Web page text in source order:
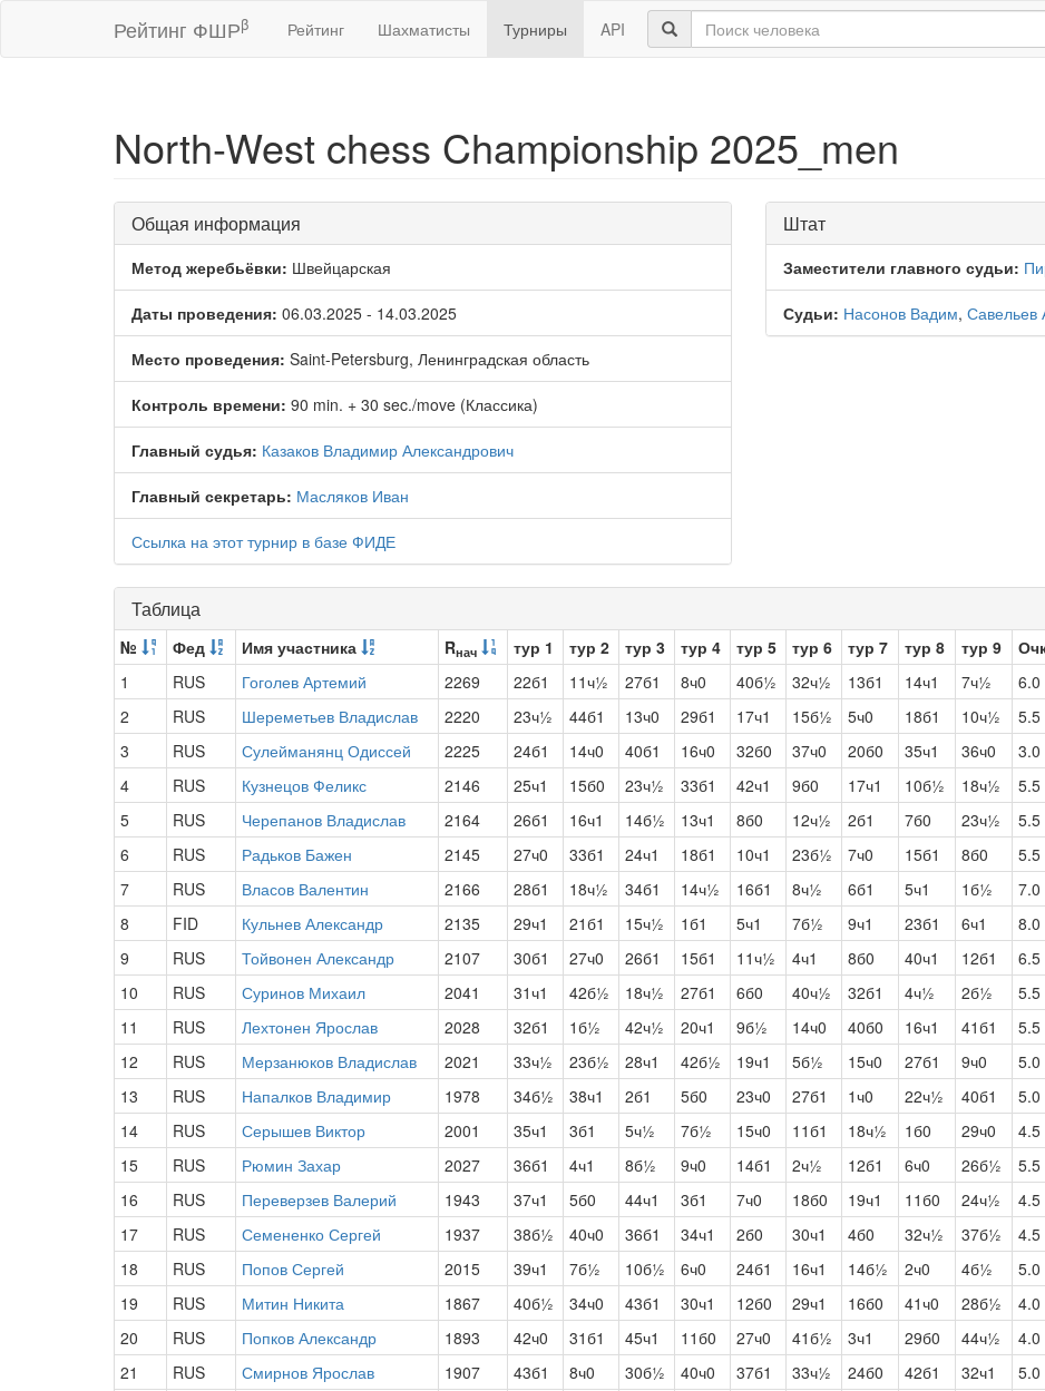
Рейтинг ФШРβ Рейтинг Шахматисты Турниры API
North-West chess Championship 2025_men
Общая информация
Метод жеребьёвки: Швейцарская
Даты проведения: 06.03.2025 - 14.03.2025
Место проведения: Saint-Petersburg, Ленинградская область
Контроль времени: 90 min. + 30 sec./move (Классика)
Главный судья: Казаков Владимир Александрович
Главный секретарь: Масляков Иван
Ссылка на этот турнир в базе ФИДЕ
Штат
Заместители главного судьи:
Судьи: Насонов Вадим, Савельев
Таблица
№ Фед Имя участника Rнач тур 1 тур 2 тур 3 тур 4 тур 5 тур 6 тур 7 тур 8 тур 9
1
RUS Гоголев Артемий 2269 22б1 11ч½ 27б1 8ч0 40б½ 32ч½ 13б1 14ч1 7ч½ 6.0
2
RUS Шереметьев Владислав 2220 23ч½ 44б1 13ч0 29б1 17ч1 15б½ 5ч0 18б1 10ч½ 5.5
3
RUS Сулейманянц Одиссей 2225 24б1 14ч0 40б1 16ч0 32б0 37ч0 20б0 35ч1 36ч0 3.0
4
RUS Кузнецов Феликс 2146 25ч1 15б0 23ч½ 33б1 42ч1 9б0 17ч1 10б½ 18ч½ 5.5
5
RUS Черепанов Владислав 2164 26б1 16ч1 14б½ 13ч1 8б0 12ч½ 2б1 7б0 23ч½ 5.5
6
RUS Радьков Бажен 2145 27ч0 33б1 24ч1 18б1 10ч1 23б½ 7ч0 15б1 8б0 5.5
7
RUS Власов Валентин 2166 28б1 18ч½ 34б1 14ч½ 16б1 8ч½ 6б1 5ч1 1б½ 7.0
8
FID Кульнев Александр 2135 29ч1 21б1 15ч½ 1б1 5ч1 7б½ 9ч1 23б1 6ч1 8.0
9
RUS Тойвонен Александр 2107 30б1 27ч0 26б1 15б1 11ч½ 4ч1 8б0 40ч1 12б1 6.5
10
RUS Суринов Михаил 2041 31ч1 42б½ 18ч½ 27б1 6б0 40ч½ 32б1 4ч½ 2б½ 5.5
11
RUS Лехтонен Ярослав 2028 32б1 1б½ 42ч½ 20ч1 9б½ 14ч0 40б0 16ч1 41б1 5.5
12
RUS Мерзанюков Владислав 2021 33ч½ 23б½ 28ч1 42б½ 19ч1 5б½ 15ч0 27б1 9ч0 5.0
13
RUS Напалков Владимир 1978 34б½ 38ч1 2б1 5б0 23ч0 27б1 1ч0 22ч½ 40б1 5.0
14
RUS Серышев Виктор 2001 35ч1 3б1 5ч½ 7б½ 15ч0 11б1 18ч½ 1б0 29ч0 4.5
15
RUS Рюмин Захар 2027 36б1 4ч1 8б½ 9ч0 14б1 2ч½ 12б1 6ч0 26б½ 5.5
16
RUS Переверзев Валерий 1943 37ч1 5б0 44ч1 3б1 7ч0 18б0 19ч1 11б0 24ч½ 4.5
17
RUS Семененко Сергей 1937 38б½ 40ч0 36б1 34ч1 2б0 30ч1 4б0 32ч½ 37б½ 4.5
18
RUS Попов Сергей 2015 39ч1 7б½ 10б½ 6ч0 24б1 16ч1 14б½ 2ч0 4б½ 5.0
19
RUS Митин Никита 1867 40б½ 34ч0 43б1 30ч1 12б0 29ч1 16б0 41ч0 28б½ 4.0
20
RUS Попков Александр 1893 42ч0 31б1 45ч1 11б0 27ч0 41б½ 3ч1 29б0 44ч½ 4.0
21
RUS Смирнов Ярослав 1907 43б1 8ч0 30б½ 40ч0 37б1 33ч½ 24б0 42б1 32ч1 5.0